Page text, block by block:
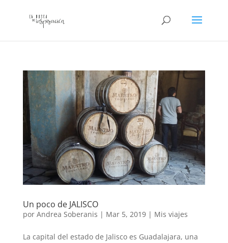
Un poco de JALISCO
por Andrea Soberanis | Mar 5, 2019| Mis viajes
La capital del estado de Jalisco es Guadalajara, una